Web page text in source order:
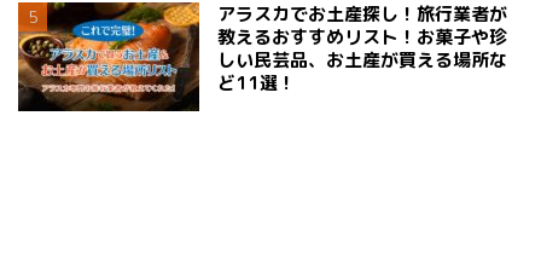
アラスカでお土産探し！旅行業者が
教えるおすすめリスト！お菓子や珍
しい民芸品、お土産が買える場所な
ど11選！